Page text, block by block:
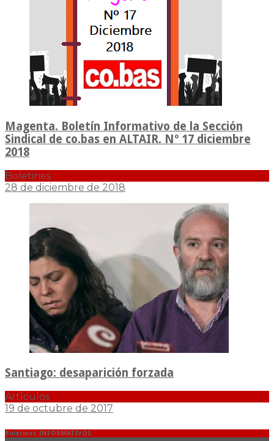
Magenta. Boletín Informativo de la Sección
Sindical de co.bas en ALTAIR. Nº 17 diciembre
2018
Boletines
28 de diciembre de 2018
Santiago: desaparición forzada
Artículos
19 de octubre de 2017
Boletines INFORMATIVOS